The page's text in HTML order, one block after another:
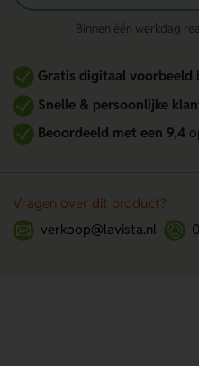
Binnen één werkdag
Gratis digitaal voorbeeld
Snelle & persoonlijke
Beoordeeld met een 9,4
Vragen over dit product?
verkoop@lavista.nl